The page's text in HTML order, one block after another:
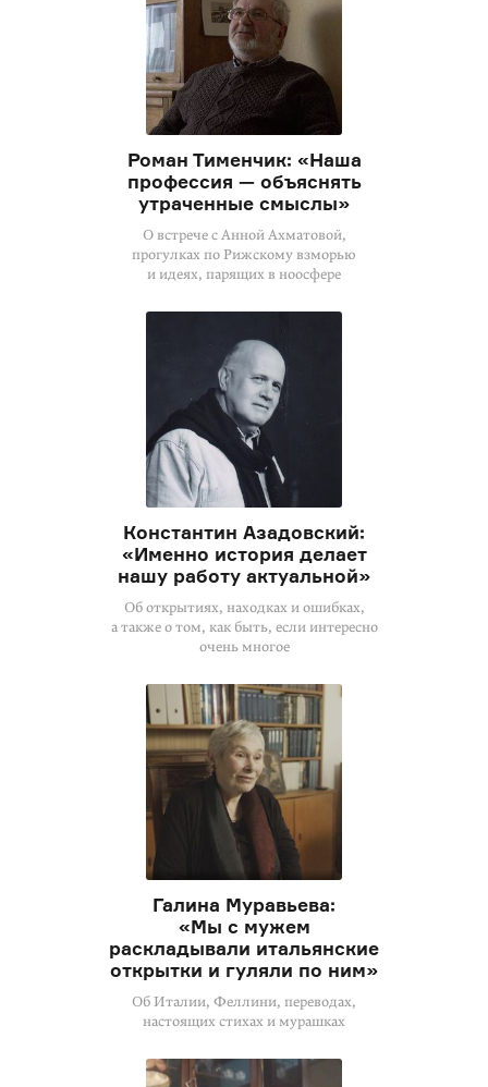
Роман Тименчик: «Наша
профессия — объяснять
утраченные смыслы»
О встрече с Анной Ахматовой,
прогулках по Рижскому взморью
и идеях, парящих в ноосфере
Константин Азадовский:
«Именно история делает
нашу работу актуальной»
Об открытиях, находках и ошибках,
а также о том, как быть, если интересно
очень многое
Галина Муравьева:
«Мы с мужем
раскладывали итальянские
открытки и гуляли по ним»
Об Италии, Феллини, переводах,
настоящих стихах и мурашках